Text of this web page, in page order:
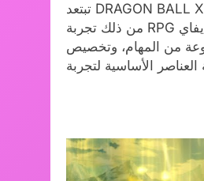
تبتعد DRAGON BALL XENOVERSE 2 عن تنسيق لعبة القتال التقليدية لمعظم عناوين Dragon Ball، وتختار بدلاً
من المهام، وتخصيص